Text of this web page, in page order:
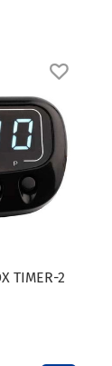
TIMER-2